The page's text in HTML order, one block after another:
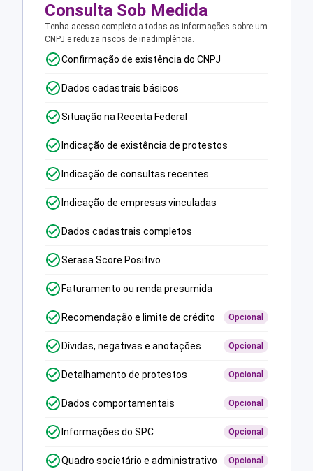
Consulta Sob Medida
Tenha acesso completo a todas as informações sobre um
CNPJ e reduza riscos de inadimplência.
Confirmação de existência do CNPJ
Dados cadastrais básicos
Situação na Receita Federal
Indicação de existência de protestos
Indicação de consultas recentes
Indicação de empresas vinculadas
Dados cadastrais completos
Serasa Score Positivo
Faturamento ou renda presumida
Recomendação e limite de crédito Opcional
Dívidas, negativas e anotações Opcional
Detalhamento de protestos Opcional
Dados comportamentais Opcional
Informações do SPC Opcional
Quadro societário e administrativo Opcional